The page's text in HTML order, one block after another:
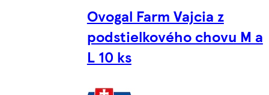
Ovogal Farm Vajcia z
podstielkového chovu M a
L 10 ks